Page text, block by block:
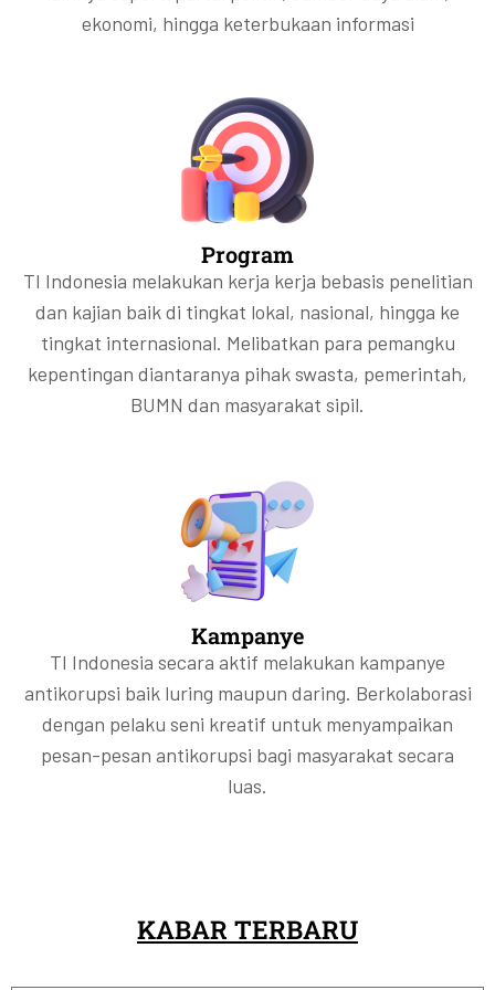
ekonomi, hingga keterbukaan informasi
Program
TI Indonesia melakukan kerja kerja bebasis penelitian
dan kajian baik di tingkat lokal, nasional, hingga ke
tingkat internasional. Melibatkan para pemangku
kepentingan diantaranya pihak swasta, pemerintah,
BUMN dan masyarakat sipil.
Kampanye
TI Indonesia secara aktif melakukan kampanye
antikorupsi baik luring maupun daring. Berkolaborasi
dengan pelaku seni kreatif untuk menyampaikan
pesan-pesan antikorupsi bagi masyarakat secara
luas.
KABAR TERBARU